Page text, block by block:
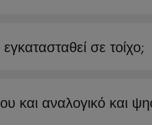
σε τοίχο;
και αναλογικό και